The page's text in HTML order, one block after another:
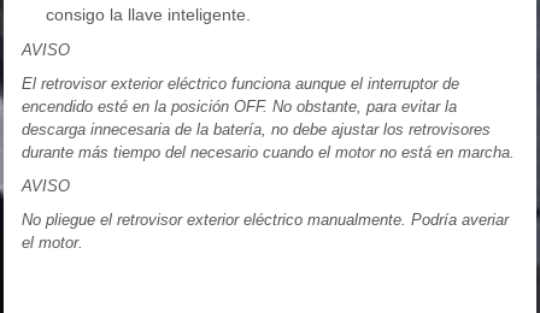
consigo la llave inteligente.
AVISO
El retrovisor exterior eléctrico funciona aunque el interruptor de
encendido esté en la posición OFF. No obstante, para evitar la
descarga innecesaria de la batería, no debe ajustar los retrovisores
durante más tiempo del necesario cuando el motor no está en marcha.
AVISO
No pliegue el retrovisor exterior eléctrico manualmente. Podría averiar
el motor.